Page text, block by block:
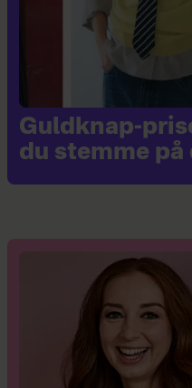
Guldknap-
du stemme